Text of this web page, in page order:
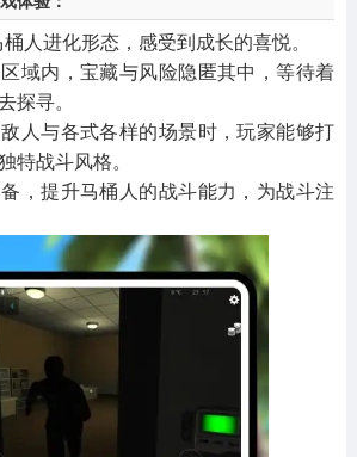
人进化形态，感受到成长的喜悦。
域内，宝藏与风险隐匿其中，等待着
探寻。
人与各式各样的场景时，玩家能够打
特战斗风格。
，提升马桶人的战斗能力，为战斗注